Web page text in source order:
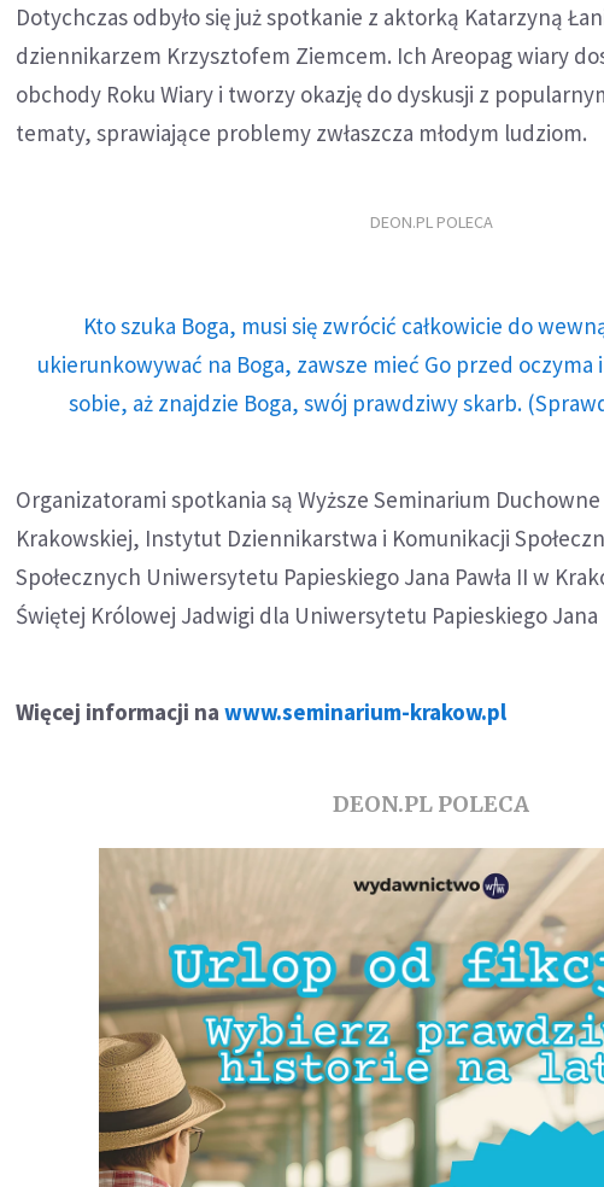
Dotychczas odbyło się już spotkanie z aktorką Katarzyną
dziennikarzem Krzysztofem Ziemcem. Ich Areopag wiary
obchody Roku Wiary i tworzy okazję do dyskusji z
tematy, sprawiające problemy zwłaszcza młodym ludziom.
DEON.PL POLECA
Kto szuka Boga, musi się zwrócić całkowicie do
ukierunkowywać na Boga, zawsze mieć Go przed
sobie, aż znajdzie Boga, swój prawdziwy skarb.
Organizatorami spotkania są Wyższe Seminarium
Krakowskiej, Instytut Dziennikarstwa i Komunikacji
Społecznych Uniwersytetu Papieskiego Jana Pawła II w
Świętej Królowej Jadwigi dla Uniwersytetu Papieskiego Jana
Więcej informacji nawww.seminarium-krakow.pl
DEON.PL POLECA